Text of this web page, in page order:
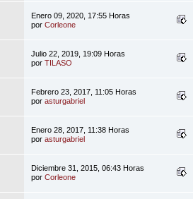
Enero 09, 2020, 17:55 Horas
porCorleone
Julio 22, 2019, 19:09 Horas
porTILASO
Febrero 23, 2017, 11:05 Horas
porasturgabriel
Enero 28, 2017, 11:38 Horas
porasturgabriel
Diciembre 31, 2015, 06:43 Horas
porCorleone